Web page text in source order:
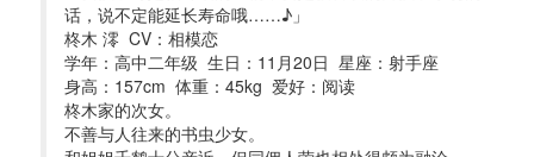
话，说不定能延长寿命哦……♪」
柊木 澪 CV：相模恋
学年：高中二年级 生日：11月20日 星座：射手座
身高：157cm 体重：45kg 爱好：阅读
柊木家的次女。
不善与人往来的书虫少女。